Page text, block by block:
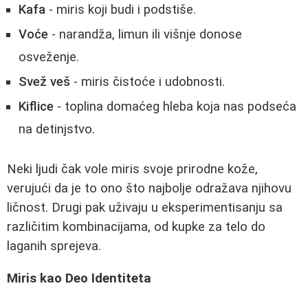
Kafa - miris koji budi i podstiše.
Voće - narandža, limun ili višnje donose
osveženje.
Svež veš - miris čistoće i udobnosti.
Kiflice - toplina domaćeg hleba koja nas podseća
na detinjstvo.
Neki ljudi čak vole miris svoje prirodne kože,
verujući da je to ono što najbolje odražava njihovu
ličnost. Drugi pak uživaju u eksperimentisanju sa
različitim kombinacijama, od kupke za telo do
laganih sprejeva.
Miris kao Deo Identiteta